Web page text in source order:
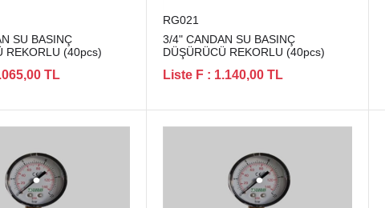
SU BASINÇ
REKORLU (40pcs)
TL
RG021
3/4" CANDAN SU BASINÇ
DÜŞÜRÜCÜ REKORLU (40pcs)
Liste F : 1.140,00 TL